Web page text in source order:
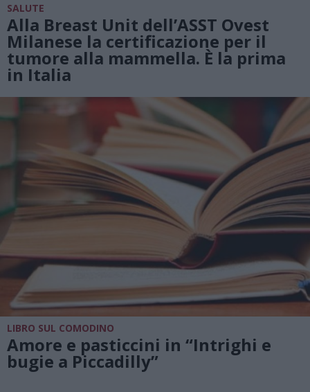
SALUTE
Alla Breast Unit dell’ASST Ovest
Milanese la certificazione per il
tumore alla mammella. È la prima
in Italia
LIBRO SUL COMODINO
Amore e pasticcini in “Intrighi e
bugie a Piccadilly”